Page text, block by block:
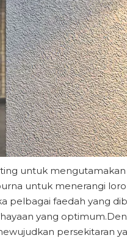
untuk mengutamakan
untuk menerangi
pelbagai faedah yang
yang
persekitaran